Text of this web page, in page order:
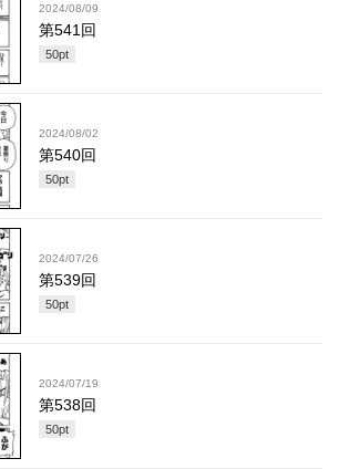
2024/08/09
第541回
50pt
2024/08/02
第540回
50pt
2024/07/26
第539回
50pt
2024/07/19
第538回
50pt